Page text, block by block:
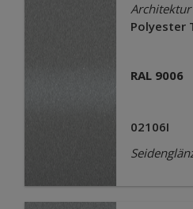
Architektur
Polyester
RAL 9006
02106I